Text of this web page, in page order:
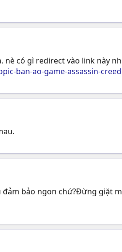
nè có gì redirect vào link này
ban-ao-game-assassin-
đảm bảo ngon chứ?Đừng giặt